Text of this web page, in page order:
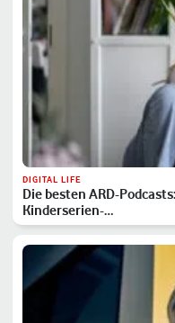
DIGITAL LIFE
Die besten ARD-
Kinderserien-…